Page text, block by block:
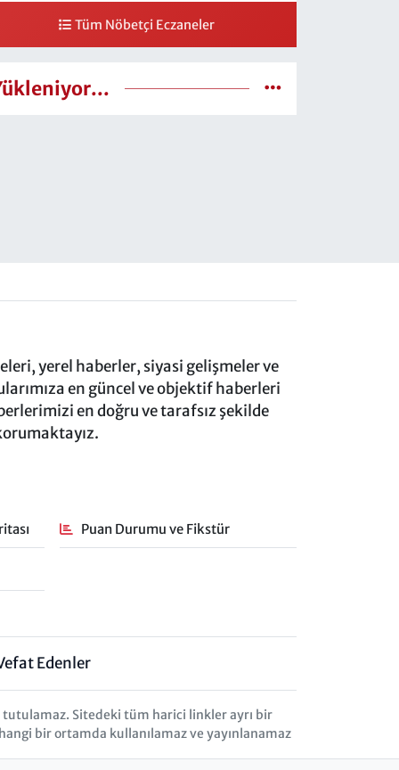
Tüm Nöbetçi Eczaneler
yerel haberler, siyasi gelişmeler ve
en güncel ve objektif haberleri
en doğru ve tarafsız şekilde
Puan Durumu ve Fikstür
Edenler
Sitedeki tüm harici linkler ayrı bir
bir ortamda kullanılamaz ve yayınlanamaz